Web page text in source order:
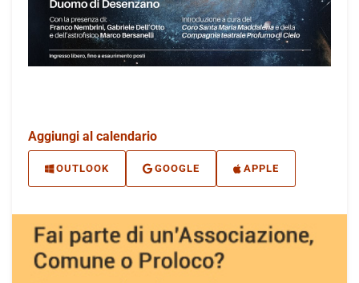
Aggiungi al calendario
OUTLOOK GOOGLE APPLE